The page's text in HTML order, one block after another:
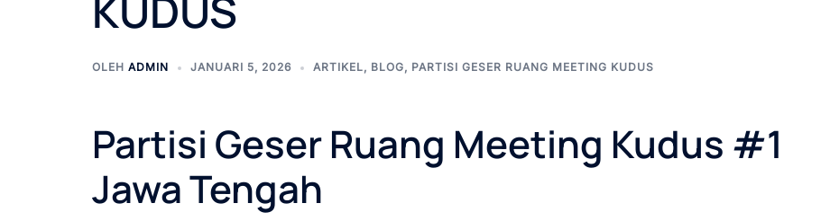
OLEH ADMIN JANUARI 5, 2026 ARTIKEL, BLOG, PARTISI GESER RUANG MEETING KUDUS
Partisi Geser Ruang Meeting Kudus #1
Jawa Tengah